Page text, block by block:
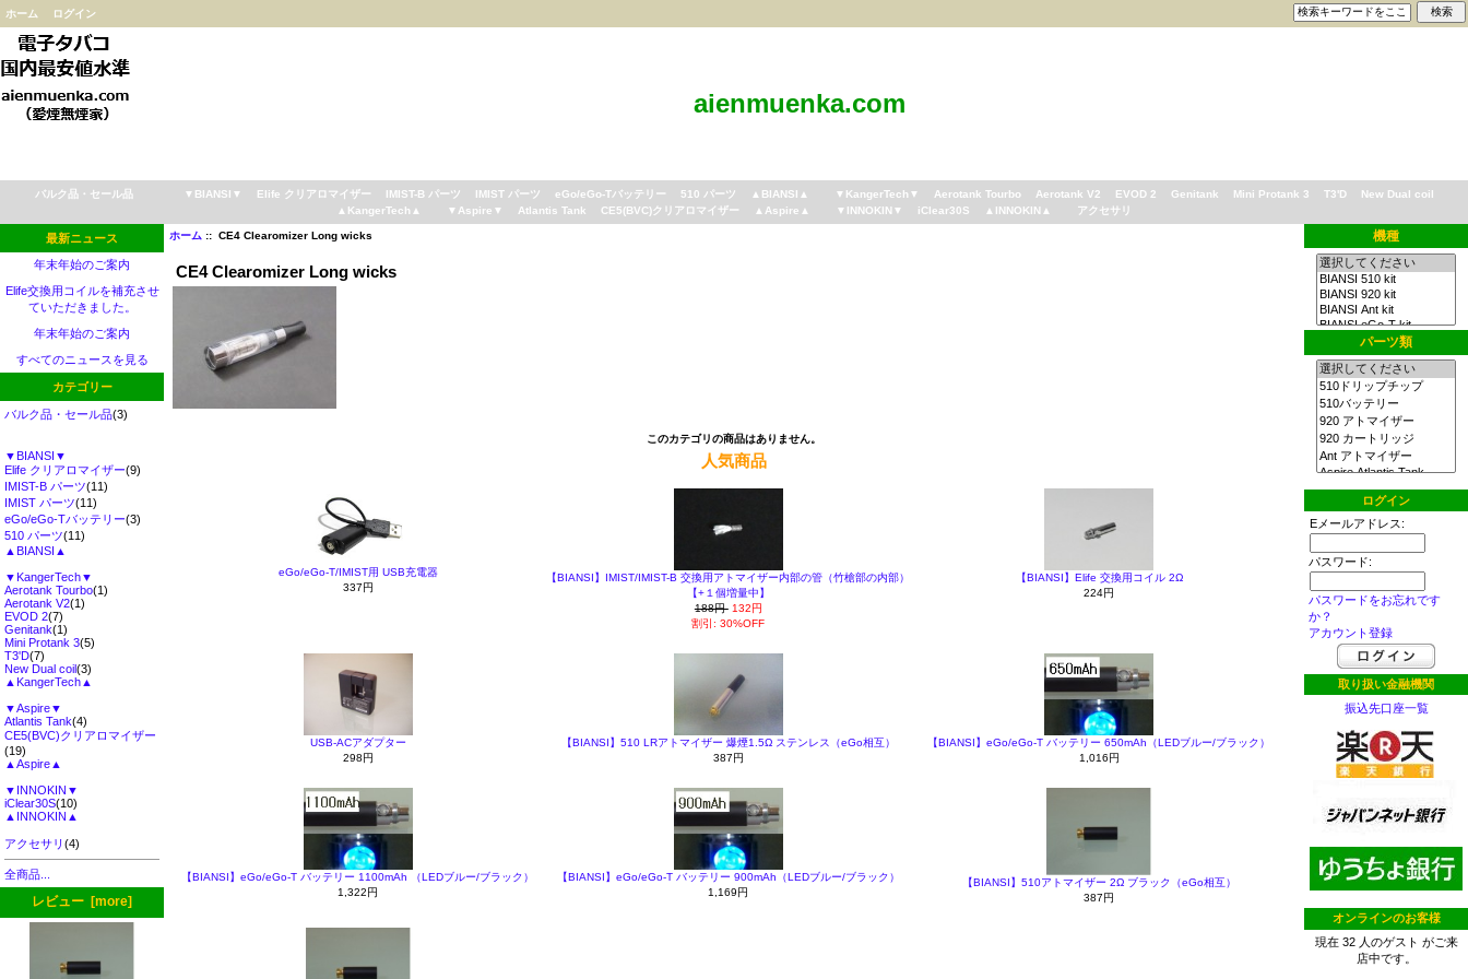
ホーム ログイン
aienmuenka.com
バルク品・セール品 ▼BIANSI▼ Elife クリアロマイザー IMIST-B パーツ IMIST パーツ eGo/eGo-Tバッテリー 510 パーツ ▲BIANSI▲ ▼KangerTech▼ Aerotank Tourbo Aerotank V2 EVOD 2 Genitank Mini Protank 3 T3'D
New Dual coil
▲KangerTech▲
▼Aspire▼ Atlantis Tank CE5(BVC)クリアロマイザー ▲Aspire▲ ▼INNOKIN▼ iClear30S ▲INNOKIN▲ アクセサリ
最新ニュース
年末年始のご案内
Elife交換用コイルを補充させ
ていただきました。
年末年始のご案内
すべてのニュースを見る
カテゴリー
バルク品・セール品(3)
▼BIANSI▼
Elife クリアロマイザー(9)
IMIST-B パーツ(11)
IMIST パーツ(11)
eGo/eGo-Tバッテリー(3)
510 パーツ(11)
▲BIANSI▲
▼KangerTech▼
Aerotank Tourbo(1)
Aerotank V2(1)
EVOD 2(7)
Genitank(1)
Mini Protank 3(5)
T3'D(7)
New Dual coil(3)
▲KangerTech▲
▼Aspire▼
Atlantis Tank(4)
CE5(BVC)クリアロマイザー
(19)
▲Aspire▲
▼INNOKIN▼
iClear30S(10)
▲INNOKIN▲
アクセサリ(4)
全商品...
レビュー [more]
ホーム :: CE4 Clearomizer Long wicks
CE4 Clearomizer Long wicks
このカテゴリの商品はありません。
人気商品
eGo/eGo-T/IMIST用 USB充電器
337円
【BIANSI】IMIST/IMIST-B 交換用アトマイザー内部の管（竹槍部の内部）
【+１個増量中】
188円 132円
割引: 30%OFF
【BIANSI】Elife 交換用コイル 2Ω
224円
USB-ACアダプター
298円
【BIANSI】510 LRアトマイザー 爆煙1.5Ω ステンレス（eGo相互）
387円
【BIANSI】eGo/eGo-T バッテリー 650mAh（LEDブルー/ブラック）
1,016円
【BIANSI】eGo/eGo-T バッテリー 1100mAh （LEDブルー/ブラック）
1,322円
【BIANSI】eGo/eGo-T バッテリー 900mAh（LEDブルー/ブラック）
1,169円
【BIANSI】510アトマイザー 2Ω ブラック（eGo相互）
387円
機種
パーツ類
ログイン
Eメールアドレス:
パスワード:
パスワードをお忘れです
か？
アカウント登録
取り扱い金融機関
振込先口座一覧
オンラインのお客様
現在 32 人のゲスト がご来
店中です。